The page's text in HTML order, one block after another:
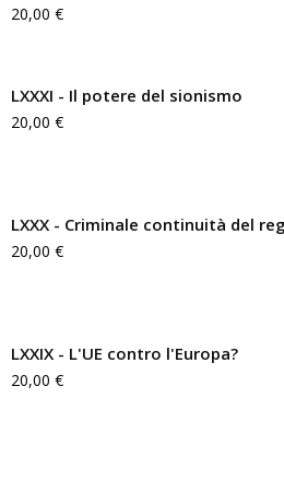
20,00 €
LXXXI - Il potere del sionismo
20,00 €
LXXX - Criminale continuità del
20,00 €
LXXIX - L'UE contro l'Europa?
20,00 €